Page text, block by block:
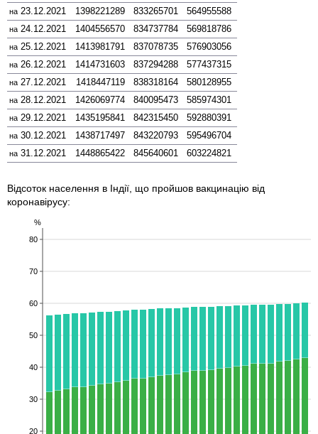
на 23.12.2021 1398221289 833265701 564955588
на 24.12.2021 1404556570 834737784 569818786
на 25.12.2021 1413981791 837078735 576903056
на 26.12.2021 1414731603 837294288 577437315
на 27.12.2021 1418447119 838318164 580128955
на 28.12.2021 1426069774 840095473 585974301
на 29.12.2021 1435195841 842315450 592880391
на 30.12.2021 1438717497 843220793 595496704
на 31.12.2021 1448865422 845640601 603224821
Відсоток населення в Індії, що пройшов вакцинацію від
коронавірусу:
20
30
40
50
60
70
80
%